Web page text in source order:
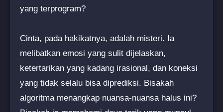
yang terprogram?
Cinta, pada hakikatnya, adalah misteri. Ia
melibatkan emosi yang sulit dijelaskan,
ketertarikan yang kadang irasional, dan koneksi
yang tidak selalu bisa diprediksi. Bisakah
algoritma menangkap nuansa-nuansa halus ini?